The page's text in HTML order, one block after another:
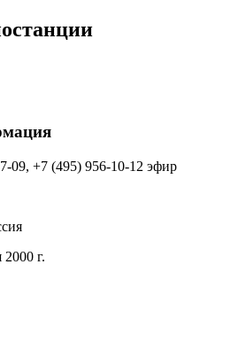
09, +7 (495) 956-10-12 эфир
г.